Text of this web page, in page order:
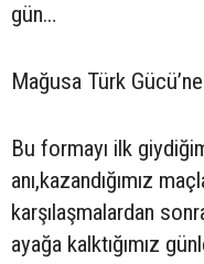
gün…
Mağusa Türk
Bu formayı ilk
anı,kazandığımız
karşılaşmalardan
ayağa kalktığımız